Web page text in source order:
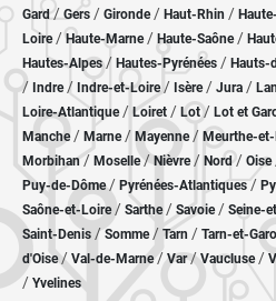
Gard/Gers / Gironde/ Haut-Rhin /
Loire/Haute-Marne/ Haute-Saône/
Hautes-Alpes/ Hautes-Pyrénées / Hauts-
/ Indre/ Indre-et-Loire/ Isère/ Jura /
Loire-Atlantique/ Loiret / Lot/ Lot et
Manche/ Marne/ Mayenne/ Meurthe-
Morbihan/ Moselle/ Nièvre / Nord/ Oise
Puy-de-Dôme/ Pyrénées-Atlantiques /
Saône-et-Loire/ Sarthe/ Savoie/ Seine-
Saint-Denis /Somme/ Tarn / Tarn-et-
d'Oise/ Val-de-Marne/Var/Vaucluse/
/ Yvelines